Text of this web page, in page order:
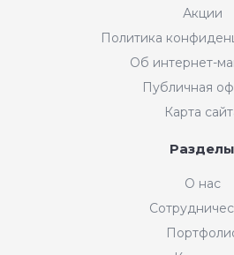
Акции
Политика
Об интернет-
Публичная
Карта
Разделы
О нас